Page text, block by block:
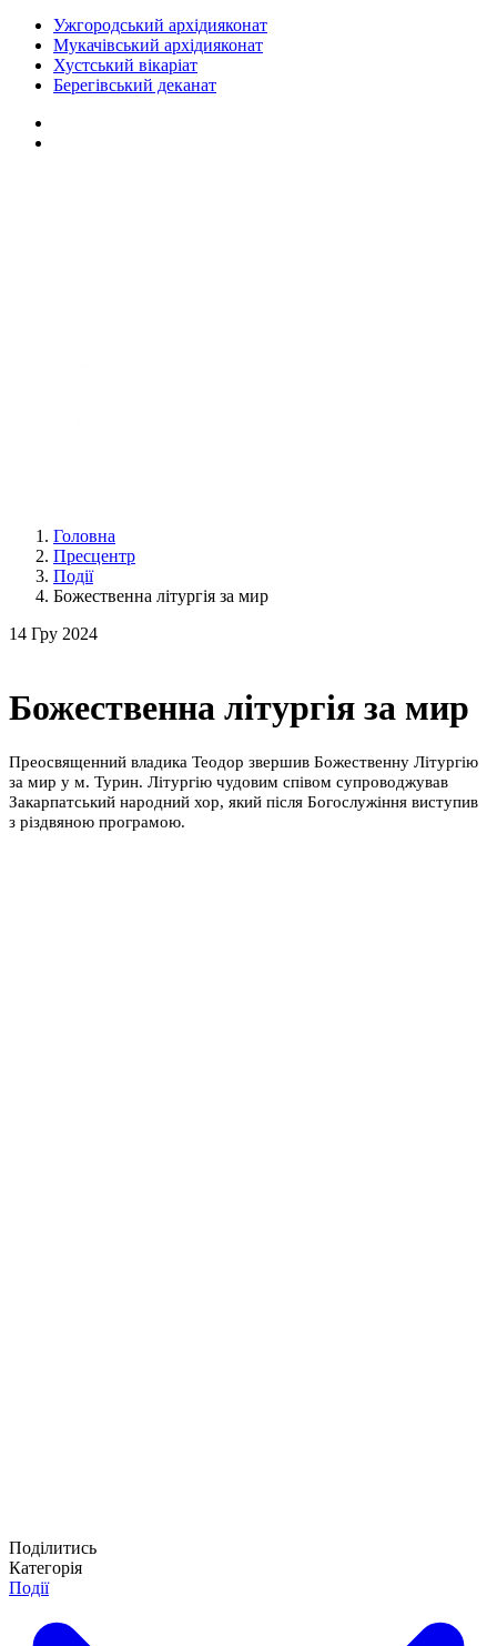
Ужгородський архідияконат
Мукачівський архідияконат
Хустський вікаріат
Берегівський деканат
Головна
Пресцентр
Події
Божественна літургія за мир
14 Гру 2024
Божественна літургія за мир
Преосвященний владика Теодор звершив Божественну Літургію
за мир у м. Турин. Літургію чудовим співом супроводжував
Закарпатський народний хор, який після Богослужіння виступив
з різдвяною програмою.
Поділитись
Категорія
Події